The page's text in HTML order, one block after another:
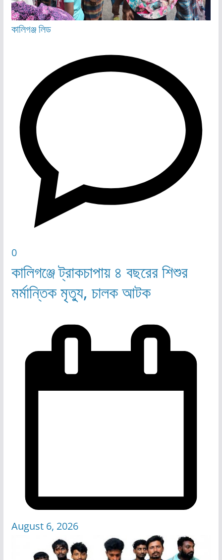
কালিগঞ্জলিড
0
কালিগঞ্জে ট্রাকচাপায় ৪ বছরের শিশুর
মর্মান্তিক মৃত্যু, চালক আটক
August 6, 2026